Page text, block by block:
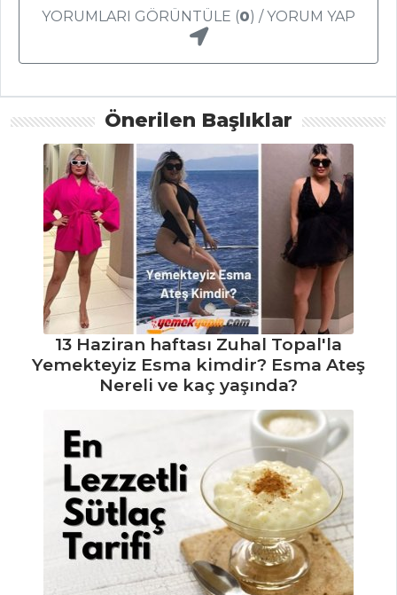
yapılır?
Tarifleri
YORUMLARI GÖRÜNTÜLE (0
Önerilen Başlıklar
13 Haziran haftası Zuhal Topal'la
Yemekteyiz Esma kimdir? Esma Ateş
Nereli ve kaç yaşında?